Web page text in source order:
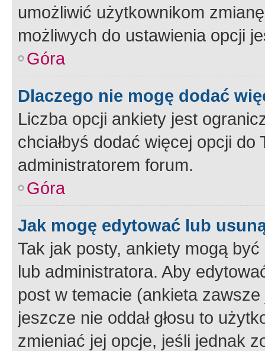
umożliwić użytkownikom
możliwych do ustawienia opcji
Góra
Dlaczego nie mogę dodać
Liczba opcji ankiety jest
chciałbyś dodać więcej opcji
administratorem forum.
Góra
Jak mogę edytować lub
Tak jak posty, ankiety mogą
lub administratora. Aby
post w temacie (ankieta
jeszcze nie oddał głosu to
zmieniać jej opcje, jeśli jednak